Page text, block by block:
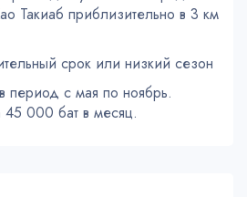
Такиаб приблизительно в 3 км
срок или низкий сезон
период с мая по ноябрь.
000 бат в месяц.